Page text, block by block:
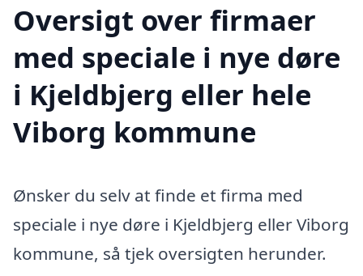
Oversigt over firmaer
med speciale i nye døre
i Kjeldbjerg eller hele
Viborg kommune
Ønsker du selv at finde et firma med
speciale i nye døre i Kjeldbjerg eller Viborg
kommune, så tjek oversigten herunder.